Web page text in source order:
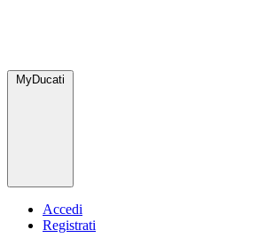
MyDucati
Accedi
Registrati